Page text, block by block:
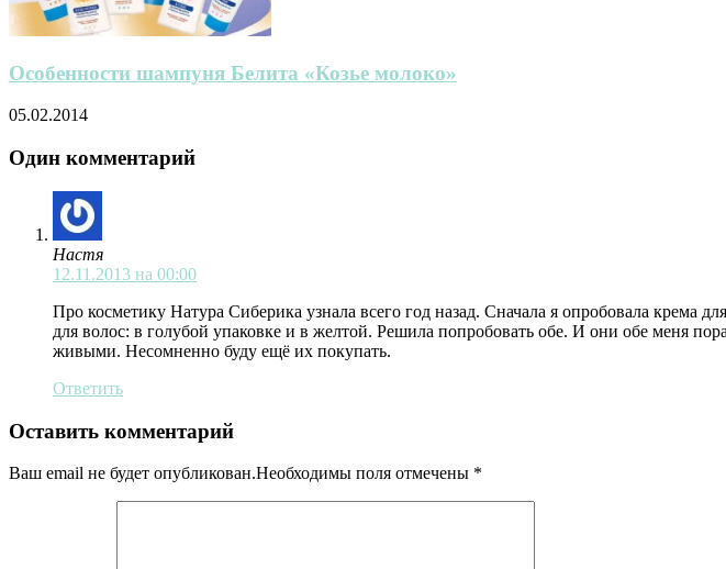
Особенности шампуня Белита «Козье молоко»
05.02.2014
Один комментарий
Настя
12.11.2013 на 00:00
Про косметику Натура Сиберика узнала всего год назад. Сначала я опробовала крема
для волос: в голубой упаковке и в желтой. Решила попробовать обе. И они обе меня
живыми. Несомненно буду ещё их покупать.
Ответить
Оставить комментарий
Ваш email не будет опубликован.Необходимы поля отмечены *